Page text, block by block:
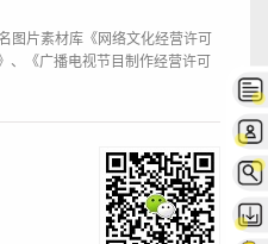
图片素材库《网络文化经营许可
、《广播电视节目制作经营许可